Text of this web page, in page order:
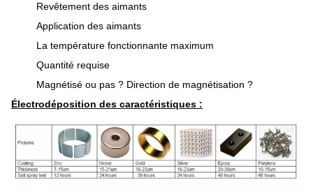
Revêtement des aimants
Application des aimants
La température fonctionnante maximum
Quantité requise
Magnétisé ou pas ? Direction de magnétisation ?
Électrodéposition des caractéristiques :